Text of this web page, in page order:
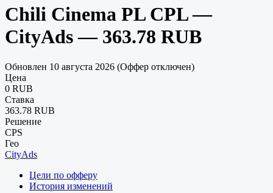
Chili Cinema PL CPL —
CityAds — 363.78 RUB
Обновлен 10 августа 2026 (Оффер отключен)
Цена
0 RUB
Ставка
363.78 RUB
Решение
CPS
Гео
CityAds
Цели по офферу
История изменений